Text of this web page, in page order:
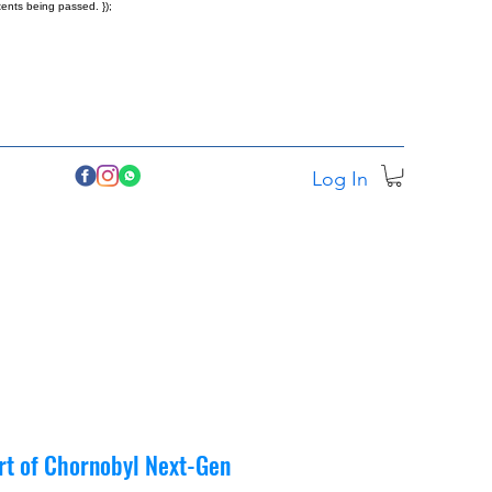
being passed. });
Log In
of Chornobyl Next-Gen